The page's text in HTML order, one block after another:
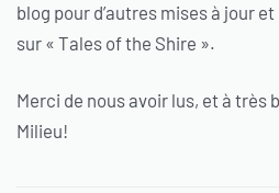
blog pour d’autres mises à jour
sur « Tales of the Shire ».
Merci de nous avoir lus, et à très
Milieu!